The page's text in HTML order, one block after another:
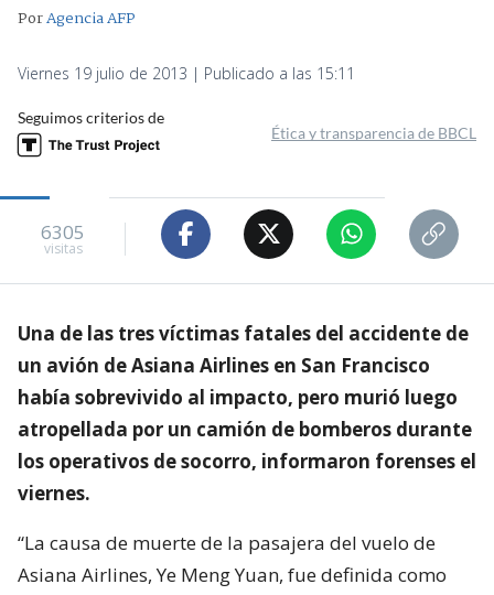
PorAgencia AFP
Viernes 19 julio de 2013 | Publicado a las 15:11
Seguimos criterios de
Ética y transparencia de BBCL
6305
visitas
Una de las tres víctimas fatales del accidente de
un avión de Asiana Airlines en San Francisco
había sobrevivido al impacto, pero murió luego
atropellada por un camión de bomberos durante
los operativos de socorro, informaron forenses el
viernes.
“La causa de muerte de la pasajera del vuelo de
Asiana Airlines, Ye Meng Yuan, fue definida como